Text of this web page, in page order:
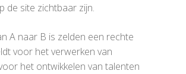
de site zichtbaar zijn.
A naar B is zelden een rechte
voor het verwerken van
het ontwikkelen van talenten